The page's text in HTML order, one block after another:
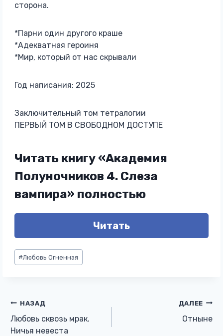
сторона.
*Парни один другого краше
*Адекватная героиня
*Мир, который от нас скрывали
Год написания: 2025
Заключительный том тетралогии
ПЕРВЫЙ ТОМ В СВОБОДНОМ ДОСТУПЕ
Читать книгу «Академия
Полуночников 4. Слеза
вампира» полностью
Читать
Метки
записи:
#Любовь Огненная
Навигация
по
НАЗАД
Любовь сквозь мрак.
Ничья невеста
ДАЛЕЕ
Отныне